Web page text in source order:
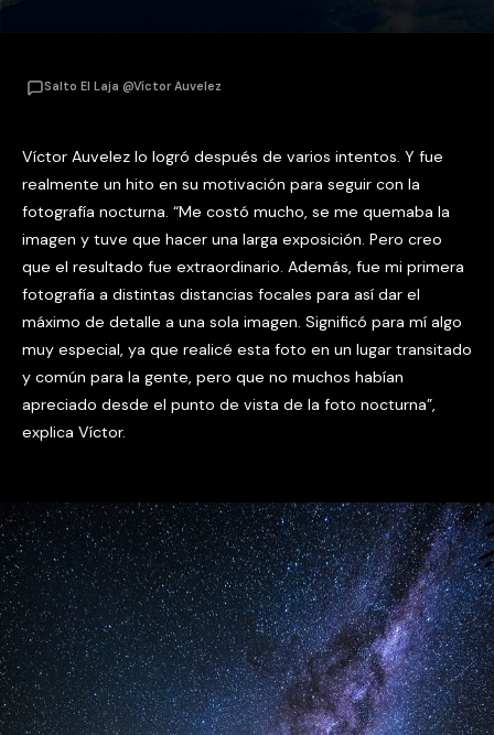
Salto El Laja @Víctor Auvelez
Víctor Auvelez lo logró después de varios intentos. Y fue
realmente un hito en su motivación para seguir con la
fotografía nocturna. “Me costó mucho, se me quemaba la
imagen y tuve que hacer una larga exposición. Pero creo
que el resultado fue extraordinario. Además, fue mi primera
fotografía a distintas distancias focales para así dar el
máximo de detalle a una sola imagen. Significó para mí algo
muy especial, ya que realicé esta foto en un lugar transitado
y común para la gente, pero que no muchos habían
apreciado desde el punto de vista de la foto nocturna”,
explica Víctor.